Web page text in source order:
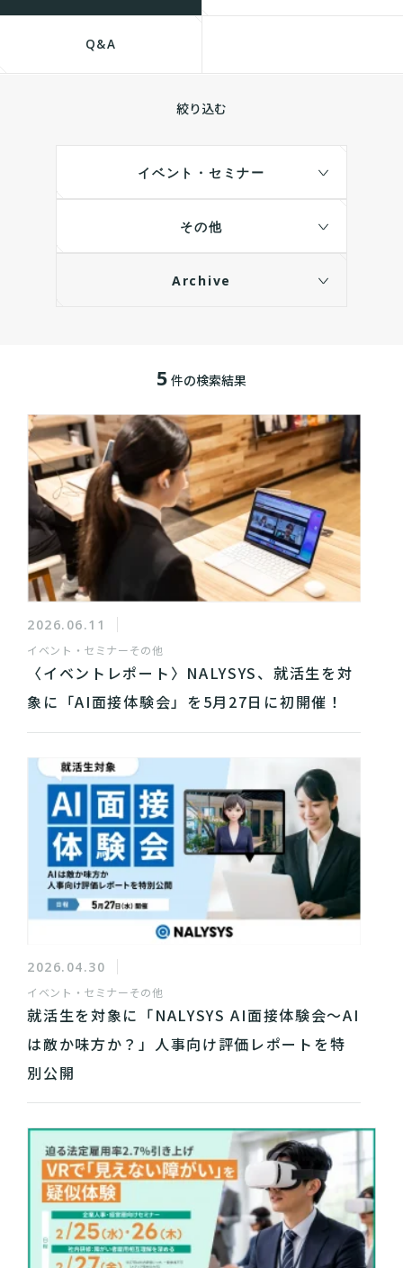
Q&A
絞り込む
イベント・セミナー
その他
Archive
5 件の検索結果
2026.06.11
イベント・セミナーその他
〈イベントレポート〉NALYSYS、就活生を対
象に「AI面接体験会」を5月27日に初開催！
2026.04.30
イベント・セミナーその他
就活生を対象に「NALYSYS AI面接体験会〜AI
は敵か味方か？」人事向け評価レポートを特
別公開